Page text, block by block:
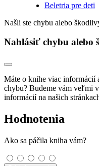
Beletria pre deti
Našli ste chybu alebo
Nahlásiť chybu alebo
Máte o knihe viac informácií
chybu? Budeme vám veľmi
informácií na našich
Hodnotenia
Ako sa páčila kniha vám?